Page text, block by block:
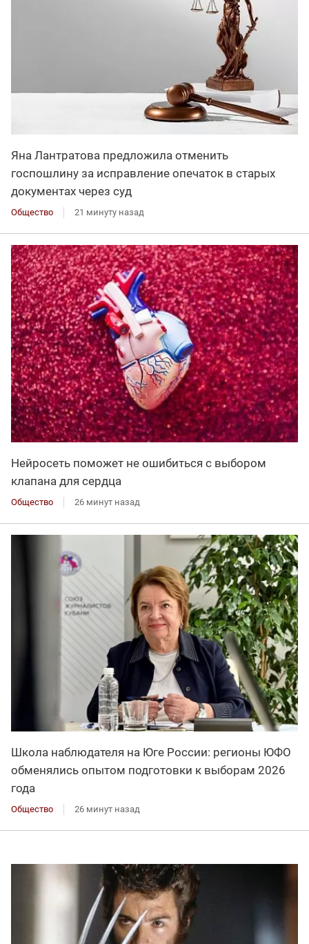
Яна Лантратова предложила отменить
госпошлину за исправление опечаток в старых
документах через суд
Общество 21 минуту назад
Нейросеть поможет не ошибиться с выбором
клапана для сердца
Общество 26 минут назад
Школа наблюдателя на Юге России: регионы ЮФО
обменялись опытом подготовки к выборам 2026
года
Общество 26 минут назад